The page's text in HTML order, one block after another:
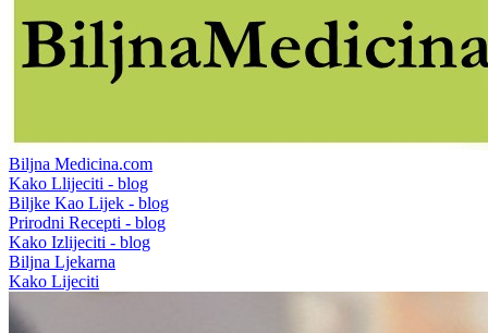
Biljna Medicina.com
Kako Llijeciti - blog
Biljke Kao Lijek - blog
Prirodni Recepti - blog
Kako Izlijeciti - blog
Biljna Ljekarna
Kako Lijeciti